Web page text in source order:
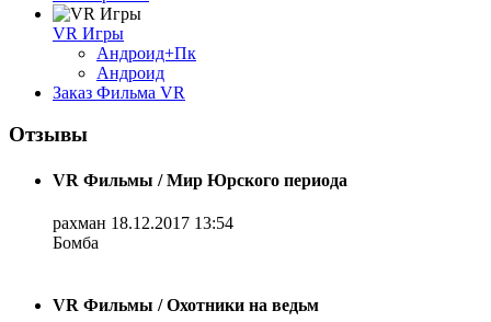
VR Игры
Андроид+Пк
Андроид
Заказ Фильма VR
Отзывы
VR Фильмы / Мир Юрского периода
рахман 18.12.2017 13:54
Бомба
VR Фильмы / Охотники на ведьм